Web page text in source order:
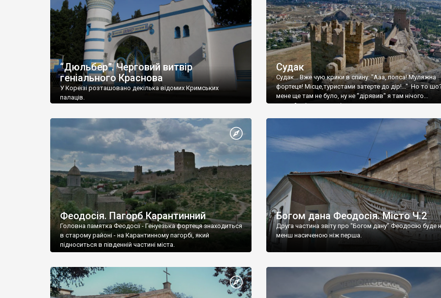
“Дюльбер”. Черговий витвір
геніального Краснова
У Кореїзі розташовано декілька відомих Кримських
палаців.
Судак
Судак... Вже чую крики в спину: "Ааа, попса! Муляжна
фортеця! Місце,туристами затерте до дір!..." Но то
мене ще там не було, ну не "дірявив" я там нічого...
принаймні до цього літа.
Феодосія. Пагорб Карантинний
Головна памятка Феодосії - Генуезька фортеця знаходиться
в старому районі - на Карантинному пагорбі, який
підноситься в південній частині міста.
Богом дана Феодосія. Місто Ч.2
Друга частина звіту про "Богом дану" Феодосію буде
менш насиченою ніж перша.